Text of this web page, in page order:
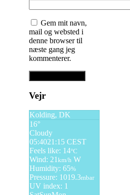
Gem mit navn,
mail og websted i
denne browser til
næste gang jeg
kommenterer.
Vejr
Kolding, DK
16°
Cloudy
05:4021:15 CEST
Feels like: 14°C
Wind: 21 km/h W
Humidity: 65%
Pressure: 1019.3mbar
UV index: 1